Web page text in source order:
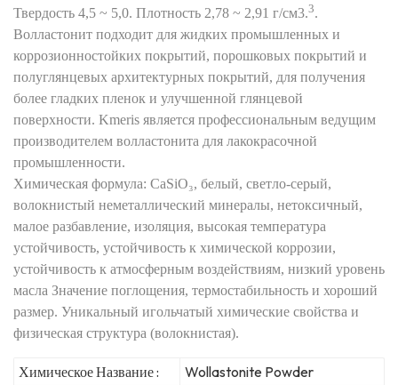
Твердость 4,5 ~ 5,0. Плотность 2,78 ~ 2,91 г/см3.3.
Волластонит подходит для жидких промышленных и
коррозионностойких покрытий, порошковых покрытий и
полуглянцевых архитектурных покрытий, для получения
более гладких пленок и улучшенной глянцевой
поверхности. Kmeris является профессиональным ведущим
производителем волластонита для лакокрасочной
промышленности.
Химическая формула: CaSiO₃, белый, светло-серый,
волокнистый неметаллический минералы, нетоксичный,
малое разбавление, изоляция, высокая температура
устойчивость, устойчивость к химической коррозии,
устойчивость к атмосферным воздействиям, низкий уровень
масла Значение поглощения, термостабильность и хороший
размер. Уникальный игольчатый химические свойства и
физическая структура (волокнистая).
Химическое Название : Wollastonite Powder